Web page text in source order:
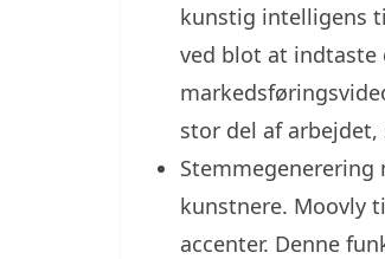
kunstig intelligens
ved blot at indtaste
stor del af
kunstnere. Moovly
accenter. Denne